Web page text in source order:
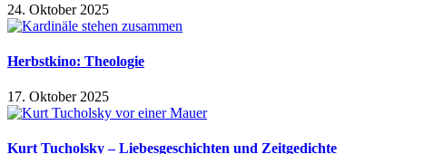
24. Oktober 2025
Herbstkino: Theologie
17. Oktober 2025
Kurt Tucholsky – Liebesgeschichten und Zeitgedichte